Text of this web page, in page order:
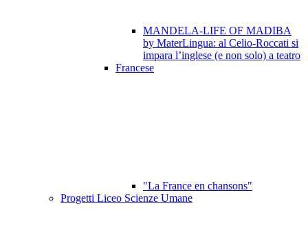
MANDELA-LIFE OF MADIBA
by MaterLingua: al Celio-Roccati si
impara l’inglese (e non solo) a teatro
Francese
"La France en chansons"
Progetti Liceo Scienze Umane